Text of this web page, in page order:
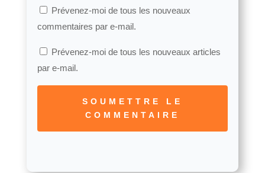
Prévenez-moi de tous les nouveaux
commentaires par e-mail.
Prévenez-moi de tous les nouveaux articles
par e-mail.
SOUMETTRE LE
COMMENTAIRE